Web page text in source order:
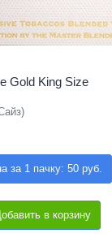
Gold King Size
за 1 пачку: 50 руб.
в корзину